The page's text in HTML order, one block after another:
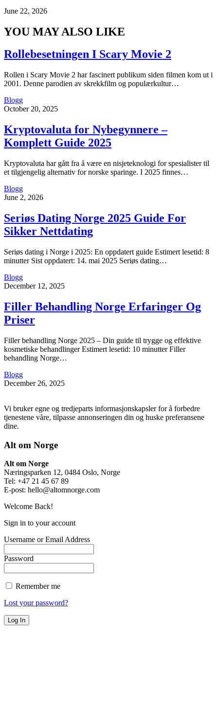
June 22, 2026
YOU MAY ALSO LIKE
Rollebesetningen I Scary Movie 2
Rollen i Scary Movie 2 har fascinert publikum siden filmen kom ut i
2001. Denne parodien av skrekkfilm og populærkultur…
Blogg
October 20, 2025
Kryptovaluta for Nybegynnere –
Komplett Guide 2025
Kryptovaluta har gått fra å være en nisjeteknologi for spesialister til
et tilgjengelig alternativ for norske sparinge. I 2025 finnes…
Blogg
June 2, 2026
Seriøs Dating Norge 2025 Guide For
Sikker Nettdating
Seriøs dating i Norge i 2025: En oppdatert guide Estimert lesetid: 8
minutter Sist oppdatert: 14. mai 2025 Seriøs dating…
Blogg
December 12, 2025
Filler Behandling Norge Erfaringer Og
Priser
Filler behandling Norge 2025 – Din guide til trygge og effektive
kosmetiske behandlinger Estimert lesetid: 10 minutter Filler
behandling Norge…
Blogg
December 26, 2025
Vi bruker egne og tredjeparts informasjonskapsler for å forbedre
tjenestene våre, tilpasse annonseringen din og huske preferansene
dine.
Alt om Norge
Alt om Norge
Næringsparken 12, 0484 Oslo, Norge
Tel: +47 21 45 67 89
E-post: hello@altomnorge.com
Welcome Back!
Sign in to your account
Username or Email Address
Password
Remember me
Lost your password?